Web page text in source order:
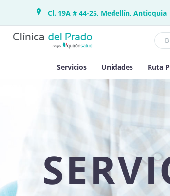
Cl. 19A # 44-25, Medellín, Antioquia
Servicios Unidades Ruta